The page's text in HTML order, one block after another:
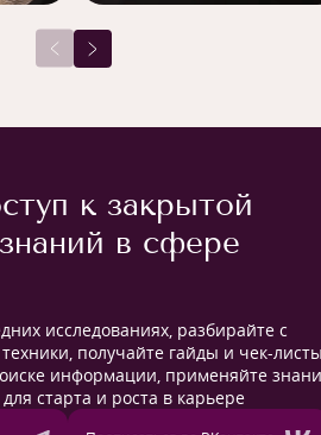
к закрытой
в сфере
исследованиях, разбирайте с
получайте гайды и чек-
информации, применяйте
старта и роста в карьере